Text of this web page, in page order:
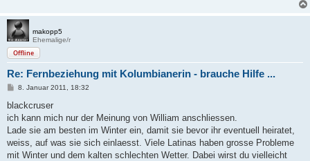
makopp5
Ehemalige/r
Offline
Re: Fernbeziehung mit Kolumbianerin - brauche Hilfe ...
B
i
r
a
8. Januar 2011, 18:32
blackcruser
ich kann mich nur der Meinung von William anschliessen.
Lade sie am besten im Winter ein, damit sie bevor ihr eventuell heiratet,
weiss, auf was sie sich einlaesst. Viele Latinas haben grosse Probleme
mit Winter und dem kalten schlechten Wetter. Dabei wirst du vielleicht